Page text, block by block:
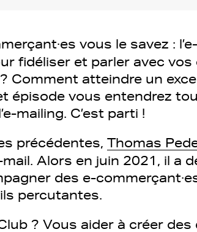
vous le savez :
fidéliser et parler avec vos
Comment atteindre un
épisode vous entendrez
mailing. C’est parti !
précédentes, Thomas
Alors en juin 2021, il a
des e-
percutantes.
? Vous aider à créer des